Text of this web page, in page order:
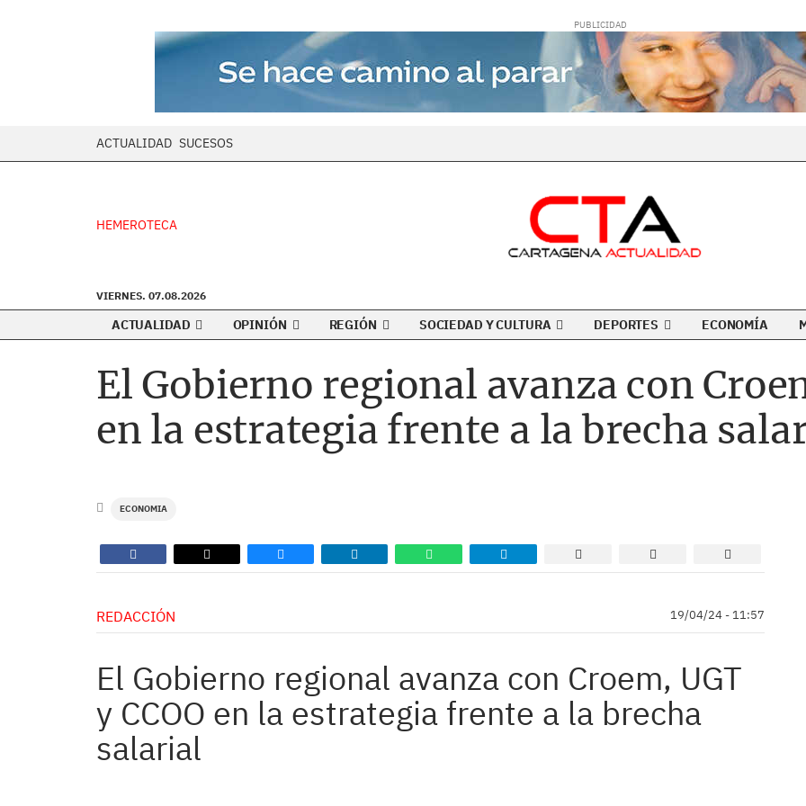
ACTUALIDAD SUCESOS
HEMEROTECA
VIERNES. 07.08.2026
ACTUALIDAD OPINIÓN REGIÓN SOCIEDAD Y CULTURA DEPORTES ECONOMÍA
El Gobierno regional avanza con
en la estrategia frente a la brecha
ECONOMIA
REDACCIÓN 19/04/24 - 11:57
El Gobierno regional avanza con Croem, UGT
y CCOO en la estrategia frente a la brecha
salarial